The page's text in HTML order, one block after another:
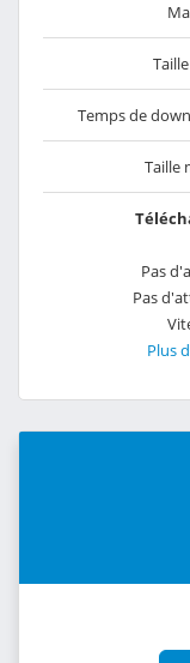
Temps de
Taille
Pas
Pas
Plus